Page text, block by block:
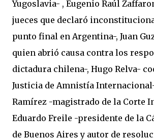
Yugoslavia- , Eugenio Raúl
jueces que declaró
punto final en Argentina-, Juan
quien abrió causa contra los
dictadura chilena-, Hugo Relva-
Justicia de Amnistía
Ramírez -magistrado de la Corte
Eduardo Freile -presidente de la
de Buenos Aires y autor de